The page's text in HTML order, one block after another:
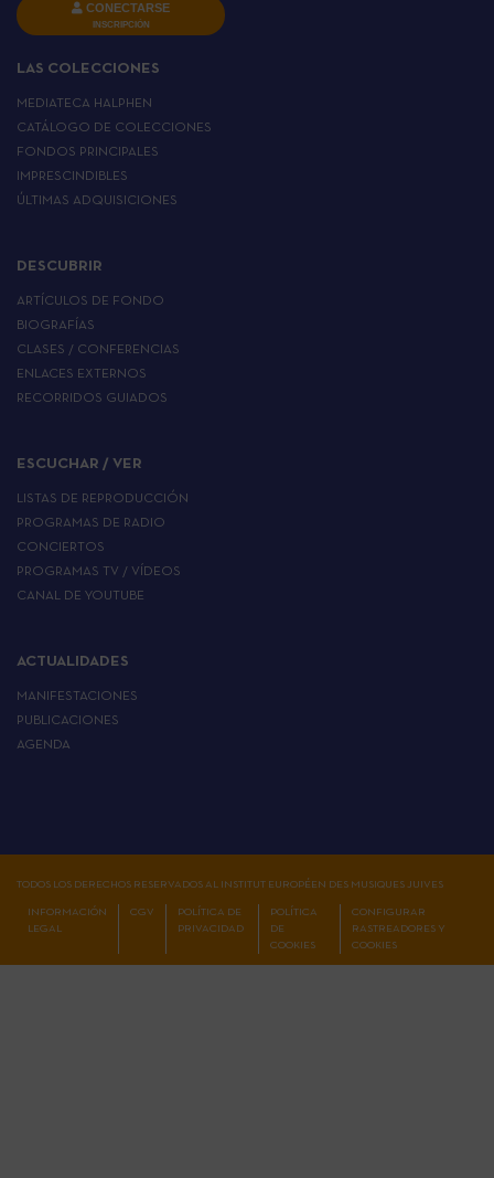
CONECTARSE
INSCRIPCIÓN
LAS COLECCIONES
MEDIATECA HALPHEN
CATÁLOGO DE COLECCIONES
FONDOS PRINCIPALES
IMPRESCINDIBLES
ÚLTIMAS ADQUISICIONES
DESCUBRIR
ARTÍCULOS DE FONDO
BIOGRAFÍAS
CLASES / CONFERENCIAS
ENLACES EXTERNOS
RECORRIDOS GUIADOS
ESCUCHAR / VER
LISTAS DE REPRODUCCIÓN
PROGRAMAS DE RADIO
CONCIERTOS
PROGRAMAS TV / VÍDEOS
CANAL DE YOUTUBE
ACTUALIDADES
MANIFESTACIONES
PUBLICACIONES
AGENDA
TODOS LOS DERECHOS RESERVADOS AL INSTITUT EUROPÉEN DES MUSIQUES JUIVES
INFORMACIÓN
LEGAL
CGV
POLÍTICA DE
PRIVACIDAD
POLÍTICA
DE
COOKIES
CONFIGURAR
RASTREADORES Y
COOKIES